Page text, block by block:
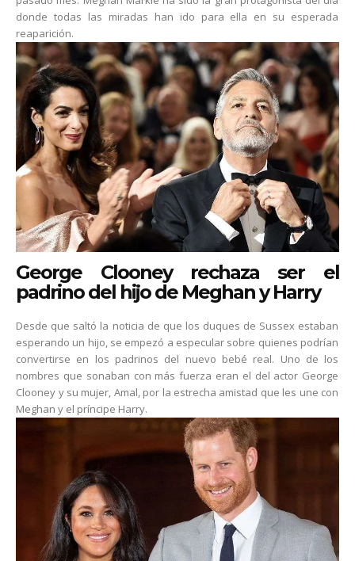
donde todas las miradas han ido para ella en su esperada
reaparición.
George Clooney rechaza ser el
padrino del hijo de Meghan y Harry
Desde que saltó la noticia de que los duques de Sussex estaban
esperando un hijo, se empezó a especular sobre quienes podrían
convertirse en los padrinos del nuevo bebé real. Uno de los
nombres que sonaban con más fuerza eran el del actor George
Clooney y su mujer, Amal, por la estrecha amistad que les une con
Meghan y el príncipe Harry.